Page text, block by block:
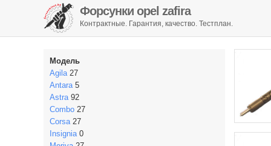
Форсунки opel zafira
Контрактные. Гарантия, качество. Тестплан.
Модель
Agila27
Antara5
Astra92
Combo 27
Corsa27
Insignia0